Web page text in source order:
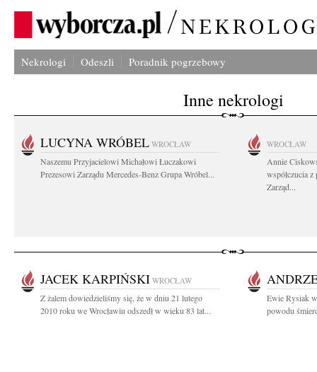
Nekrologi Odeszli Poradnik pogrzebowy
Inne nekrologi
LUCYNA WRÓBEL WROCŁAW
Naszemu Przyjacielowi Michałowi Łuczakowi
Prezesowi Zarządu Mercedes-Benz Grupa Wróbel...
WROCŁAW
Annie
współczucia
Zarząd...
JACEK KARPIŃSKI WROCŁAW
Z żalem dowiedzieliśmy się, że w dniu 21 lutego
2010 roku we Wrocławiu odszedł w wieku 83 lat...
Ewie Rysiak
powodu